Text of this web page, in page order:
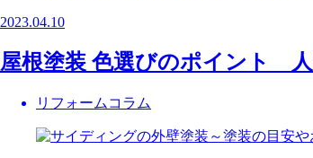
2023.04.10
屋根塗装 色選びのポイント
リフォームコラム